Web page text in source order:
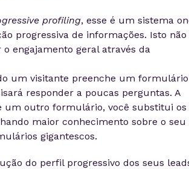
profiling, esse é um sistema
progressiva de informações. Isto não
engajamento geral através da
um visitante preenche um
responder a poucas perguntas. A
um outro formulário, você substitui os
maior conhecimento sobre o seu
gigantescos.
do perfil progressivo dos seus